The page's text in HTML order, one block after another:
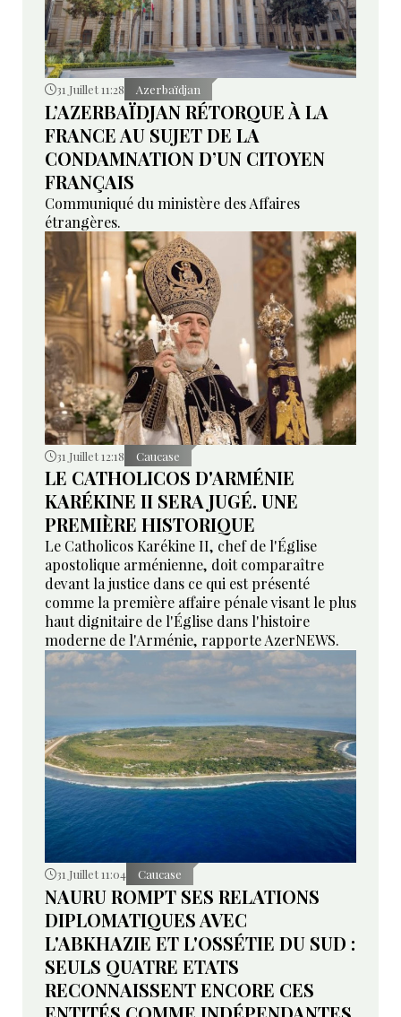
31 Juillet 11:28 Azerbaïdjan
L’AZERBAÏDJAN RÉTORQUE À LA
FRANCE AU SUJET DE LA
CONDAMNATION D’UN CITOYEN
FRANÇAIS
Communiqué du ministère des Affaires
étrangères.
31 Juillet 12:18 Caucase
LE CATHOLICOS D'ARMÉNIE
KARÉKINE II SERA JUGÉ. UNE
PREMIÈRE HISTORIQUE
Le Catholicos Karékine II, chef de l'Église
apostolique arménienne, doit comparaître
devant la justice dans ce qui est présenté
comme la première affaire pénale visant le plus
haut dignitaire de l'Église dans l'histoire
moderne de l'Arménie, rapporte AzerNEWS.
31 Juillet 11:04 Caucase
NAURU ROMPT SES RELATIONS
DIPLOMATIQUES AVEC
L'ABKHAZIE ET L'OSSÉTIE DU SUD :
SEULS QUATRE ETATS
RECONNAISSENT ENCORE CES